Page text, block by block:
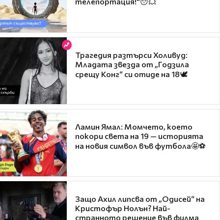
Трагедия разтърси Холивуд:
Младата звезда от „Годзила
срещу Конг“ си отиде на 18🕊️
Ламин Ямал: Момчето, което
покори света на 19 — историята
на новия символ във футбола🤩⚽
Защо Ахил липсва от „Одисей“ на
Кристофър Нолън? Най-
странното решение във филма